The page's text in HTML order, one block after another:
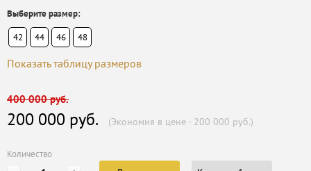
Выберите размер:
42
44 46 48
Показать таблицу размеров
400 000 руб.
200 000 руб. (Экономия в цене - 200 000 руб.)
Количество